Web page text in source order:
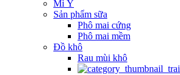
Mì Ý
Sản phẩm sữa
Phô mai cứng
Phô mai mềm
Đồ khô
Rau mùi khô